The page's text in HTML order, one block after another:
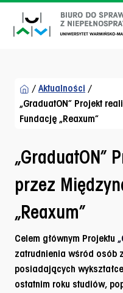
/ Aktualności /
„GraduatON” Projekt
Fundację „Reaxum”
„GraduatON”
przez
„Reaxum”
Celem głównym Projektu
zatrudnienia wśród osób
posiadających
ostatnim roku studiów,